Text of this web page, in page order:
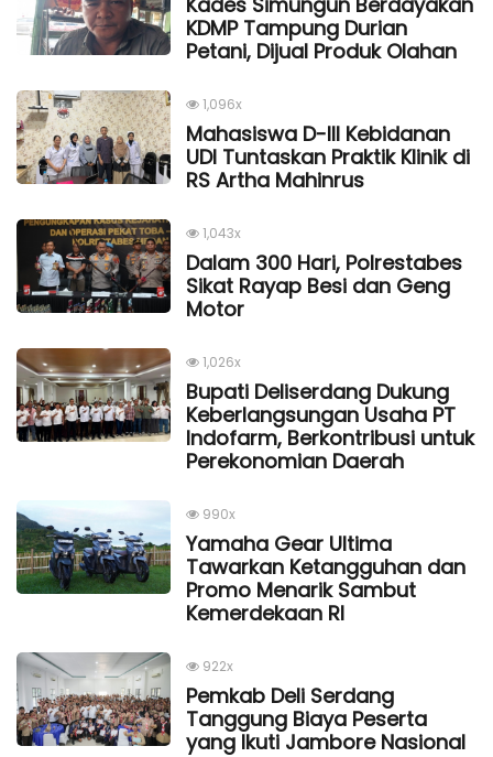
KDMP Tampung Durian
Petani, Dijual Produk Olahan
1,096x
Mahasiswa D-III Kebidanan
UDI Tuntaskan Praktik Klinik di
RS Artha Mahinrus
1,043x
Dalam 300 Hari, Polrestabes
Sikat Rayap Besi dan Geng
Motor
1,026x
Bupati Deliserdang Dukung
Keberlangsungan Usaha PT
Indofarm, Berkontribusi untuk
Perekonomian Daerah
990x
Yamaha Gear Ultima
Tawarkan Ketangguhan dan
Promo Menarik Sambut
Kemerdekaan Rl
922x
Pemkab Deli Serdang
Tanggung Biaya Peserta
yang Ikuti Jambore Nasional